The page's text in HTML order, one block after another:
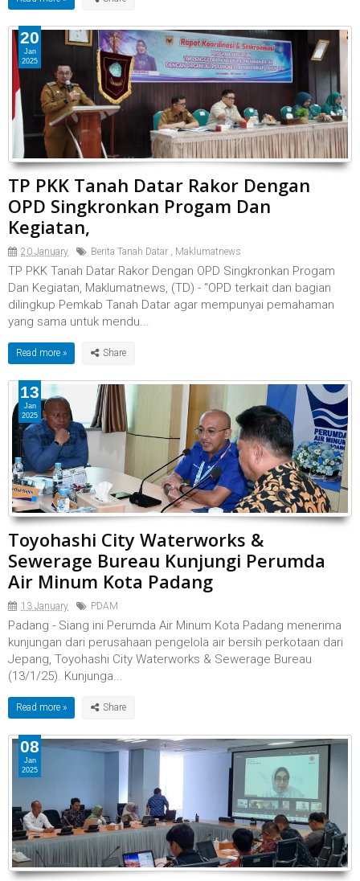
TP PKK Tanah Datar Rakor Dengan
OPD Singkronkan Progam Dan
Kegiatan,
20 January Berita Tanah Datar , Maklumatnews
TP PKK Tanah Datar Rakor Dengan OPD Singkronkan Progam
Dan Kegiatan, Maklumatnews, (TD) - “OPD terkait dan bagian
dilingkup Pemkab Tanah Datar agar mempunyai pemahaman
yang sama untuk mendu...
Read more »
20
Jan
2025
Toyohashi City Waterworks &
Sewerage Bureau Kunjungi Perumda
Air Minum Kota Padang
13 January PDAM
Padang - Siang ini Perumda Air Minum Kota Padang menerima
kunjungan dari perusahaan pengelola air bersih perkotaan dari
Jepang, Toyohashi City Waterworks & Sewerage Bureau
(13/1/25). Kunjunga...
Read more »
13
Jan
2025
08
Jan
2025